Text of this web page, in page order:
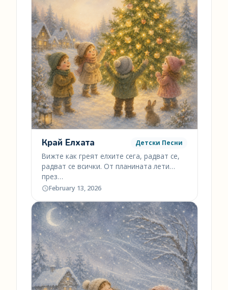
Край Елхата Детски Песни
Вижте как греят елхите сега, радват се,
радват се всички. От планината лети
през…
February 13, 2026